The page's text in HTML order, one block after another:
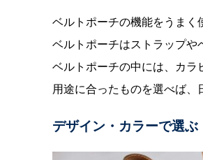
ベルトポーチの機能をうまく
ベルトポーチはストラップや
ベルトポーチの中には、カラ
用途に合ったものを選べば、
デザイン・カラーで選ぶ